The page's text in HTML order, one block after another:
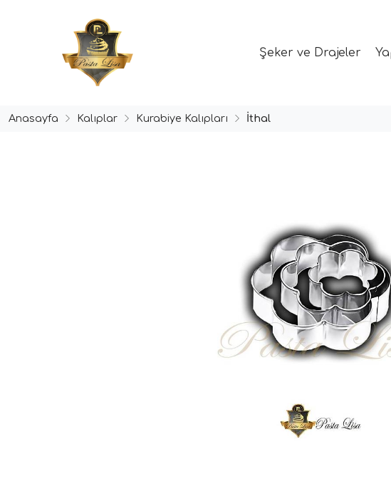
Şeker ve Drajeler
Anasayfa Kalıplar Kurabiye Kalıpları İthal